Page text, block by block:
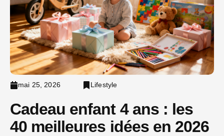
mai 25, 2026 Lifestyle
Cadeau enfant 4 ans : les
40 meilleures idées en 2026